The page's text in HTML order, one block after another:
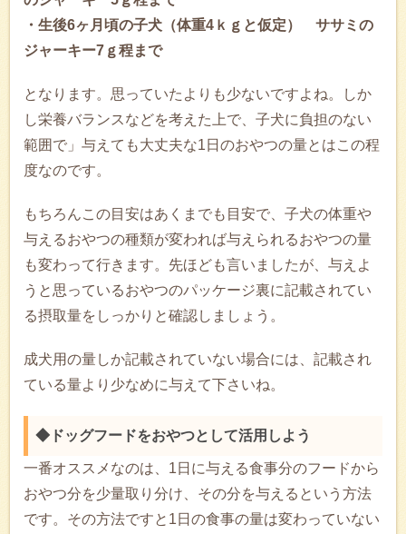
・生後6ヶ月頃の子犬（体重4ｋｇと仮定） ササミの
ジャーキー7ｇ程まで
となります。思っていたよりも少ないですよね。しか
し栄養バランスなどを考えた上で、子犬に負担のない
範囲で」与えても大丈夫な1日のおやつの量とはこの程
度なのです。
もちろんこの目安はあくまでも目安で、子犬の体重や
与えるおやつの種類が変われば与えられるおやつの量
も変わって行きます。先ほども言いましたが、与えよ
うと思っているおやつのパッケージ裏に記載されてい
る摂取量をしっかりと確認しましょう。
成犬用の量しか記載されていない場合には、記載され
ている量より少なめに与えて下さいね。
◆ドッグフードをおやつとして活用しよう
一番オススメなのは、1日に与える食事分のフードから
おやつ分を少量取り分け、その分を与えるという方法
です。その方法ですと1日の食事の量は変わっていない